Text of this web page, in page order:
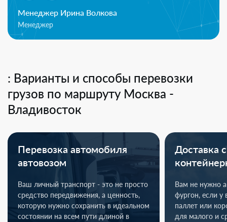
Менеджер Ирина Волкова
Менеджер
: Варианты и способы перевозки
грузов по маршруту Москва -
Владивосток
Перевозка автомобиля
автовозом
Ваш личный транспорт - это не просто
средство передвижения, а ценность,
которую нужно сохранить в идеальном
состоянии на всем пути длиной в
Доставка
Вам не нужно
фургон, если у
паллет или
для малого и